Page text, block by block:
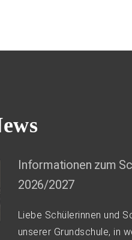
Informationen zum
2026/2027
Liebe Schülerinnen und
unserer Grundschule, in